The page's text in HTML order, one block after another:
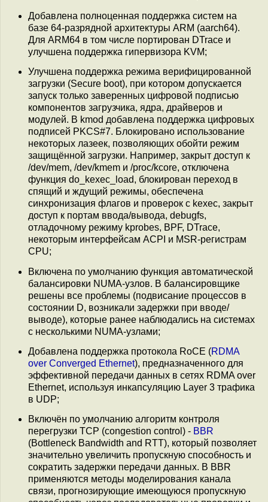
Добавлена полноценная поддержка систем на
базе 64-разрядной архитектуры ARM (aarch64).
Для ARM64 в том числе портирован DTrace и
улучшена поддержка гипервизора KVM;
Улучшена поддержка режима верифицированной
загрузки (Secure boot), при котором допускается
запуск только заверенных цифровой подписью
компонентов загрузчика, ядра, драйверов и
модулей. В kmod добавлена поддержка цифровых
подписей PKCS#7. Блокировано использование
некоторых лазеек, позволяющих обойти режим
защищённой загрузки. Например, закрыт доступ к
/dev/mem, /dev/kmem и /proc/kcore, отключена
функция do_kexec_load, блокирован переход в
спящий и ждущий режимы, обеспечена
синхронизация флагов и проверок с kexec, закрыт
доступ к портам ввода/вывода, debugfs,
отладочному режиму kprobes, BPF, DTrace,
некоторым интерфейсам ACPI и MSR-регистрам
CPU;
Включена по умолчанию функция автоматической
балансировки NUMA-узлов. В балансировщике
решены все проблемы (подвисание процессов в
состоянии D, возникали задержки при вводе/
выводе), которые ранее наблюдались на системах
с несколькими NUMA-узлами;
Добавлена поддержка протокола RoCE (RDMA
over Converged Ethernet), предназначенного для
эффективной передачи данных в сетях RDMA over
Ethernet, используя инкапсуляцию Layer 3 трафика
в UDP;
Включён по умолчанию алгоритм контроля
перегрузки TCP (congestion control) - BBR
(Bottleneck Bandwidth and RTT), который позволяет
значительно увеличить пропускную способность и
сократить задержки передачи данных. В BBR
применяются методы моделирования канала
связи, прогнозирующие имеющуюся пропускную